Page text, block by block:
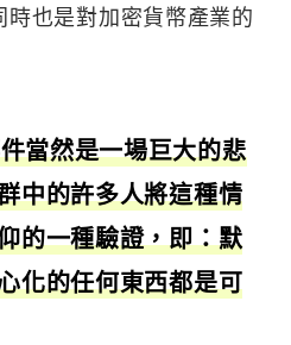
也是對加密貨幣產業的
當然是一場巨大的悲
中的許多人將這種情
的一種驗證，即：默
化的任何東西都是可